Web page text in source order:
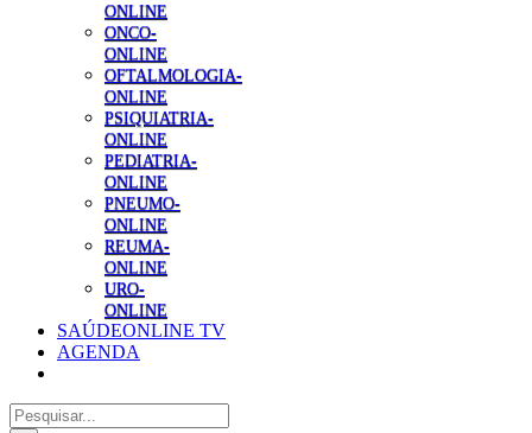
ONLINE
ONCO-
ONLINE
OFTALMOLOGIA-
ONLINE
PSIQUIATRIA-
ONLINE
PEDIATRIA-
ONLINE
PNEUMO-
ONLINE
REUMA-
ONLINE
URO-
ONLINE
SAÚDEONLINE TV
AGENDA
Pesquisar